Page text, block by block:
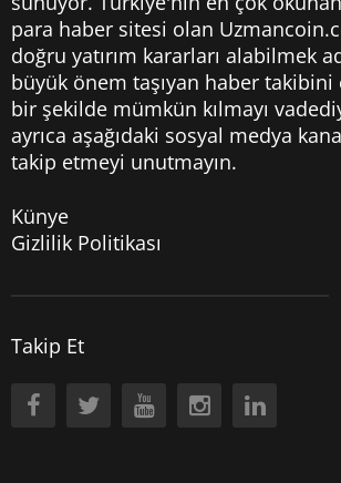
para haber sitesi olan
doğru yatırım kararları alabilmek
büyük önem taşıyan haber takibini
bir şekilde mümkün kılmayı
ayrıca aşağıdaki sosyal medya
takip etmeyi unutmayın.
Künye
Gizlilik Politikası
Takip Et